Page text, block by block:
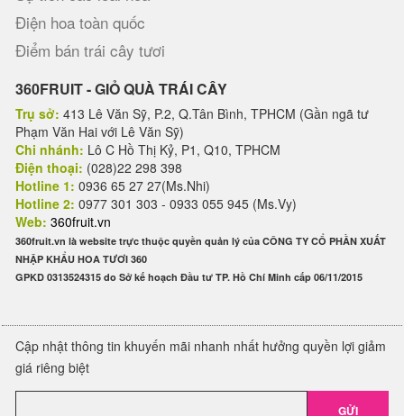
Điện hoa toàn quốc
Điểm bán trái cây tươi
360FRUIT - GIỎ QUÀ TRÁI CÂY
Trụ sở: 413 Lê Văn Sỹ, P.2, Q.Tân Bình, TPHCM (Gần ngã tư
Phạm Văn Hai với Lê Văn Sỹ)
Chi nhánh: Lô C Hồ Thị Kỷ, P1, Q10, TPHCM
Điện thoại: (028)22 298 398
Hotline 1: 0936 65 27 27(Ms.Nhi)
Hotline 2: 0977 301 303 - 0933 055 945 (Ms.Vy)
Web: 360fruit.vn
360fruit.vn là website trực thuộc quyền quản lý của CÔNG TY CỔ PHẦN XUẤT
NHẬP KHẨU HOA TƯƠI 360
GPKD 0313524315 do Sở kế hoạch Đầu tư TP. Hồ Chí Minh cấp 06/11/2015
Cập nhật thông tin khuyến mãi nhanh nhất hưởng quyền lợi giảm
giá riêng biệt
GỬI